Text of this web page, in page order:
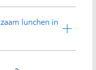
lunchen in